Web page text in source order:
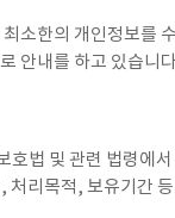
소한의 개인정보를
안내를 하고 있습니
법 및 관련 법령에
리목적, 보유기간